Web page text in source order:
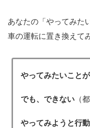
あなたの「やってみた
車の運転に置き換えて
やってみたいこと
でも、できない （
やってみようと行